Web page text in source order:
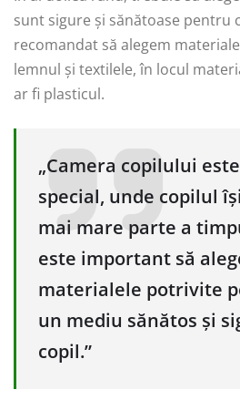
sunt sigure și sănătoase pentru
recomandat să alegem
lemnul și textilele, în locul
ar fi plasticul.
„Camera copilului
special, unde copilul
mai mare parte a
este important să
materialele potrivite
un mediu sănătos și
copil.”